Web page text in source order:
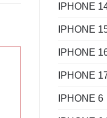
IPHONE
IPHONE
IPHONE
IPHONE
IPHONE 6